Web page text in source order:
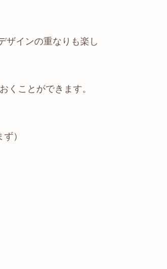
ザインの重なりも楽し
ことができます。
）